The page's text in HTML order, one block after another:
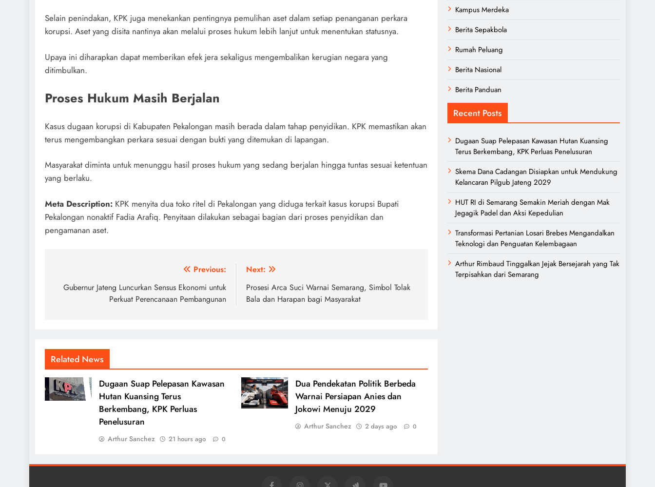
Selain penindakan, KPK juga menekankan pentingnya pemulihan aset dalam setiap penanganan perkara
korupsi. Aset yang disita nantinya akan melalui proses hukum lebih lanjut untuk menentukan statusnya.
Upaya ini diharapkan dapat memberikan efek jera sekaligus mengembalikan kerugian negara yang
ditimbulkan.
Proses Hukum Masih Berjalan
Kasus dugaan korupsi di Kabupaten Pekalongan masih berada dalam tahap penyidikan. KPK memastikan akan
terus mengembangkan perkara sesuai dengan bukti yang ditemukan di lapangan.
Masyarakat diminta untuk menunggu hasil proses hukum yang sedang berjalan hingga tuntas sesuai ketentuan
yang berlaku.
Meta Description: KPK menyita dua toko ritel di Pekalongan yang diduga terkait kasus korupsi Bupati
Pekalongan nonaktif Fadia Arafiq. Penyitaan dilakukan sebagai bagian dari proses penyidikan dan
pengamanan aset.
navigation
Previous:
Gubernur Jateng Luncurkan Sensus Ekonomi untuk
Perkuat Perencanaan Pembangunan
Next:
Prosesi Arca Suci Warnai Semarang, Simbol Tolak
Bala dan Harapan bagi Masyarakat
Related News
Dugaan Suap Pelepasan Kawasan
Hutan Kuansing Terus
Berkembang, KPK Perluas
Penelusuran
Arthur Sanchez 21 hours ago 0
Dua Pendekatan Politik Berbeda
Warnai Persiapan Anies dan
Jokowi Menuju 2029
Arthur Sanchez 2 days ago 0
Kampus Merdeka
Berita Sepakbola
Rumah Peluang
Berita Nasional
Berita Panduan
Recent Posts
Dugaan Suap Pelepasan Kawasan Hutan Kuansing
Terus Berkembang, KPK Perluas Penelusuran
Skema Dana Cadangan Disiapkan untuk Mendukung
Kelancaran Pilgub Jateng 2029
HUT RI di Semarang Semakin Meriah dengan Mak
Jegagik Padel dan Aksi Kepedulian
Transformasi Pertanian Losari Brebes Mengandalkan
Teknologi dan Penguatan Kelembagaan
Arthur Rimbaud Tinggalkan Jejak Bersejarah yang Tak
Terpisahkan dari Semarang